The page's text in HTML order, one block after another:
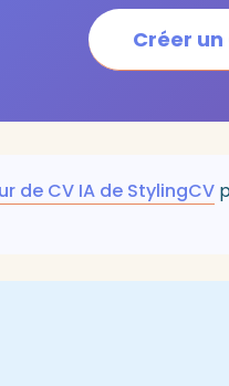
Créer un
de CV IA de StylingCV